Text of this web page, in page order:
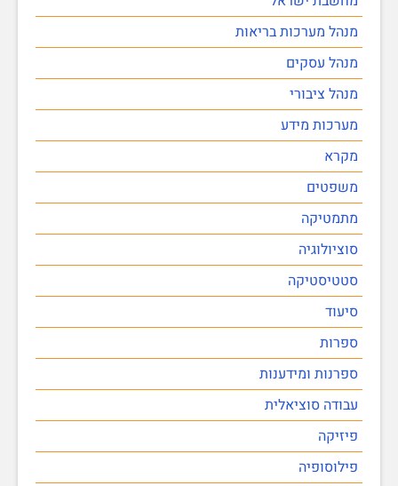
מנהל מערכות בריאות
מנהל עסקים
מנהל ציבורי
מערכות מידע
מקרא
משפטים
מתמטיקה
סוציולוגיה
סטטיסטיקה
סיעוד
ספרות
ספרנות ומידענות
עבודה סוציאלית
פיזיקה
פילוסופיה